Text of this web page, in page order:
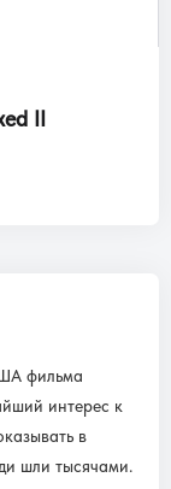
II
фильма
интерес к
в
шли тысячами.